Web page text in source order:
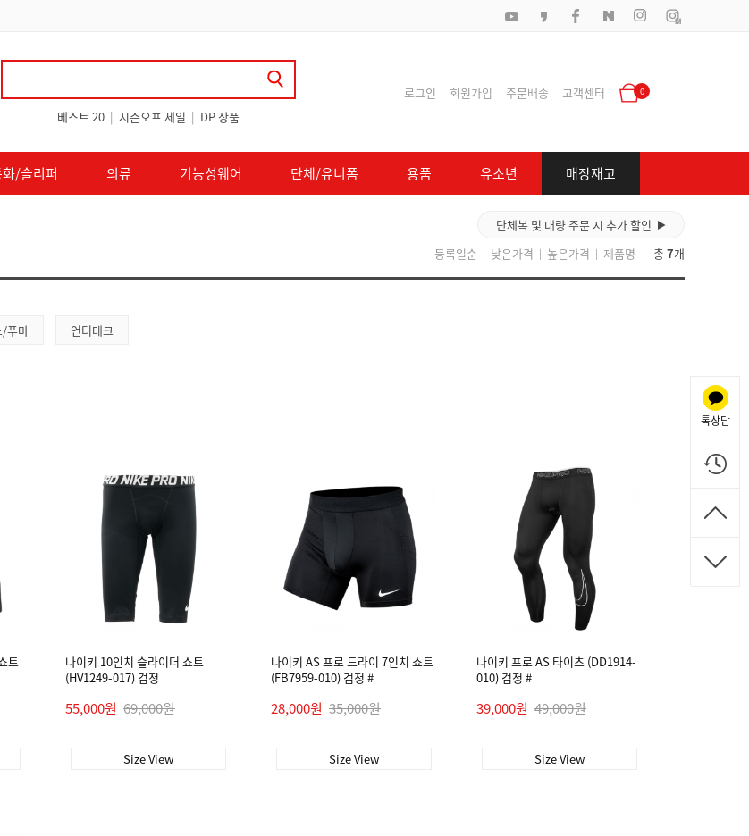
베스트 20 | 시즌오프 세일 | DP 상품
로그인 회원가입 주문배송 고객센터 0
/슬리퍼 의류 기능성웨어 단체/유니폼 용품 유소년 매장재고
단체복 및 대량 주문 시 추가 할인 ▶
등록일순 | 낮은가격 | 높은가격 | 제품명 총7개
/푸마 언더테크
트
나이키 10인치 슬라이더 쇼트
(HV1249-017) 검정
55,000원 69,000원
Size View
나이키 AS 프로 드라이 7인치 쇼트
(FB7959-010) 검정 #
28,000원 35,000원
Size View
나이키 프로 AS 타이츠 (DD1914-
010) 검정 #
39,000원 49,000원
Size View
톡상담